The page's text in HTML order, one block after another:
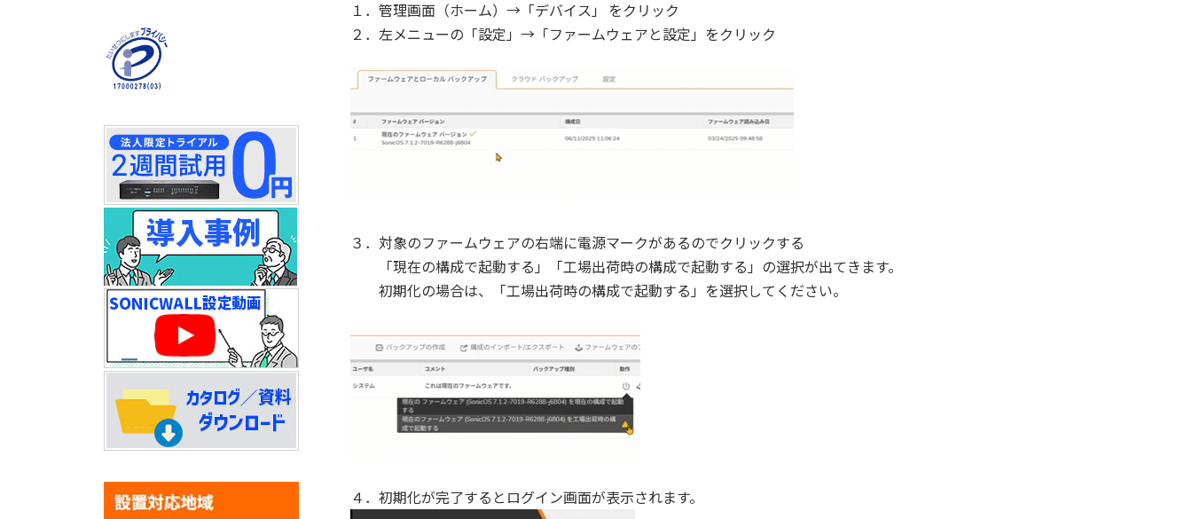
１．管理画面（ホーム）→「デバイス」 をクリック
２．左メニューの「設定」→「ファームウェアと設定」をクリック
３．対象のファームウェアの右端に電源マークがあるのでクリックする
「現在の構成で起動する」「工場出荷時の構成で起動する」の選択が出てきます。
初期化の場合は、「工場出荷時の構成で起動する」を選択してください。
４．初期化が完了するとログイン画面が表示されます。